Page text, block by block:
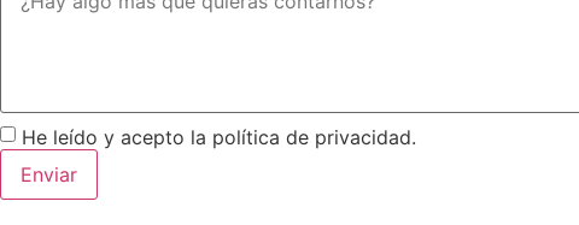
He leído y acepto la política de privacidad.
Enviar